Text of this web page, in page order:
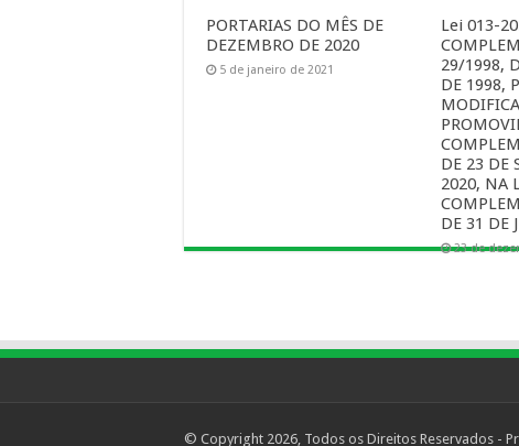
PORTARIAS DO MÊS DE
DEZEMBRO DE 2020
5 de janeiro de 2021
Lei 013-
29/1998,
DE 1998,
DE 23 DE
2020, NA
DE 31 DE
23 de
© Copyright 2026, Todos os Direitos Reservados -